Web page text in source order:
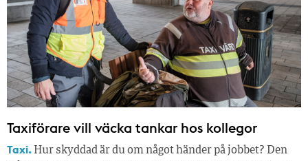
Taxiförare vill väcka tankar hos kollegor
Taxi. Hur skyddad är du om något händer på jobbet? Den